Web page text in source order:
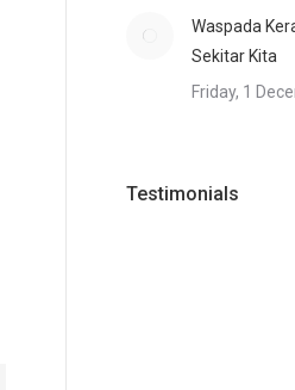
Waspada
Sekitar Kita
Friday, 1
Testimonials